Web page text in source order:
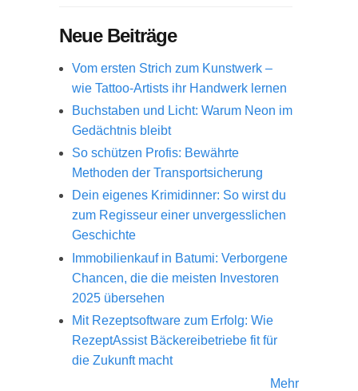
Neue Beiträge
Vom ersten Strich zum Kunstwerk –
wie Tattoo-Artists ihr Handwerk lernen
Buchstaben und Licht: Warum Neon im
Gedächtnis bleibt
So schützen Profis: Bewährte
Methoden der Transportsicherung
Dein eigenes Krimidinner: So wirst du
zum Regisseur einer unvergesslichen
Geschichte
Immobilienkauf in Batumi: Verborgene
Chancen, die die meisten Investoren
2025 übersehen
Mit Rezeptsoftware zum Erfolg: Wie
RezeptAssist Bäckereibetriebe fit für
die Zukunft macht
Mehr